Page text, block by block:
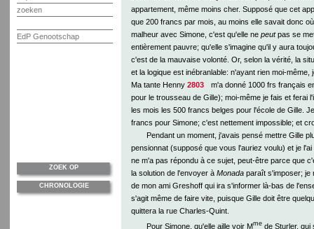
zoeken
EdP Genootschap
appartement, même moins cher. Supposé que cet
que 200 francs par mois, au moins elle savait donc
malheur avec Simone, c'est qu'elle ne peutpas se
entièrement pauvre; qu'elle s'imagine qu'il y aura
c'est de la mauvaise volonté. Or, selon la vérité, la
et la logique est inébranlable: n'ayant rien moi-même,
Ma tante Henny 2803
m'a donné 1000 frs français
pour le trousseau de Gille); moi-même je fais et ferai
les mois les 500 francs belges pour l'école de Gille.
francs pour Simone; c'est nettement impossible; et
Pendant un moment, j'avais pensé mettre Gille
pensionnat (supposé que vous l'auriez voulu) et je l'ai
ne m'a pas répondu à ce sujet, peut-être parce que
la solution de l'envoyer à Monadaparaît s'imposer; je
de mon ami Greshoff qui ira s'informer là-bas de
s'agit même de faire vite, puisque Gille doit être
quittera la rue Charles-Quint.
Pour Simone, qu'elle aille voir Mmede Sturler, qui
ZOEK OP
CHRONOLOGIE